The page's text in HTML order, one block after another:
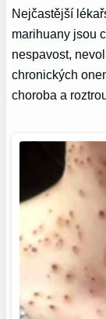
Nejčastější
marihuany jsou
nespavost,
chronických
choroba a